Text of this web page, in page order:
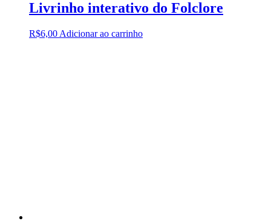
Livrinho interativo do Folclore
R$6,00 Adicionar ao carrinho